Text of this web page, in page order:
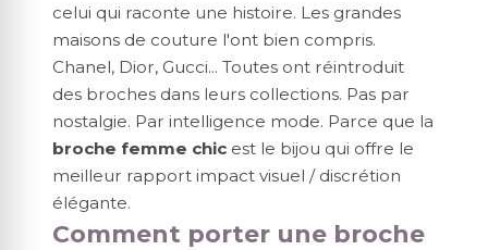
celui qui raconte une histoire. Les grandes
maisons de couture l'ont bien compris.
Chanel, Dior, Gucci... Toutes ont réintroduit
des broches dans leurs collections. Pas par
nostalgie. Par intelligence mode. Parce que la
broche femme chic est le bijou qui offre le
meilleur rapport impact visuel / discrétion
élégante.
Comment porter une broche